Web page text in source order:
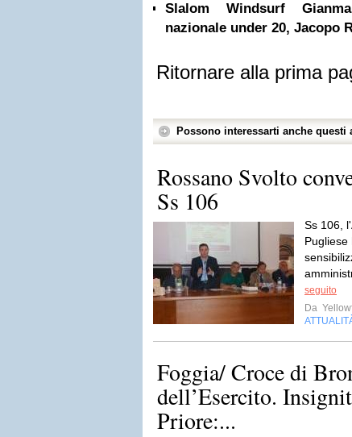
Slalom Windsurf
nazionale under 20, Jacopo
Ritornare alla prima
Possono interessarti anche questi
Rossano Svolto
Ss 106
Ss 106,
Pugliese
seguito
Da
Foggia/ Croce di
dell’Esercito.
Priore:...